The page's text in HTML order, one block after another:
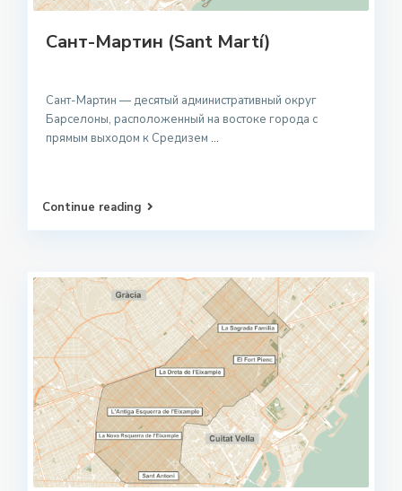
Сант-Мартин (Sant Martí)
Сант-Мартин — десятый административный округ
Барселоны, расположенный на востоке города с
прямым выходом к Средизем ...
Continue reading